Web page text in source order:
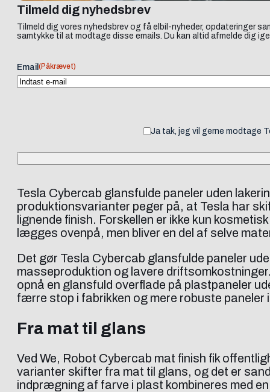
Tilmeld dig nyhedsbrev
Tilmeld dig vores nyhedsbrev og få elbil-nyheder, opdateringer
samtykke til at modtage disse emails. Du kan altid afmelde dig
Email (Påkrævet)
Ja tak, jeg vil gerne modtage
Tesla Cybercab glansfulde paneler uden
produktionsvarianter peger på, at Tesla har
lignende finish. Forskellen er ikke kun
lægges ovenpå, men bliver en del af selve
Det gør Tesla Cybercab glansfulde paneler
masseproduktion og lavere
opnå en glansfuld overflade på plastpaneler
færre stop i fabrikken og mere robuste paneler
Fra mat til glans
Ved We, Robot Cybercab mat finish fik
varianter skifter fra mat til glans, og det er
indprægning af farve i plast kombineres med